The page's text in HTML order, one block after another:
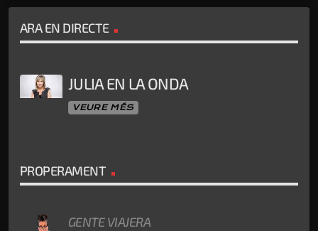
ARA EN DIRECTE
JULIA EN LA ONDA
VEURE MÉS
PROPERAMENT
GENTE VIAJERA